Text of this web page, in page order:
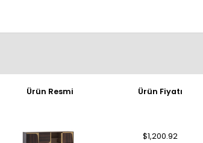
Ürün Resmi Ürün Fiyatı
$1,200.92